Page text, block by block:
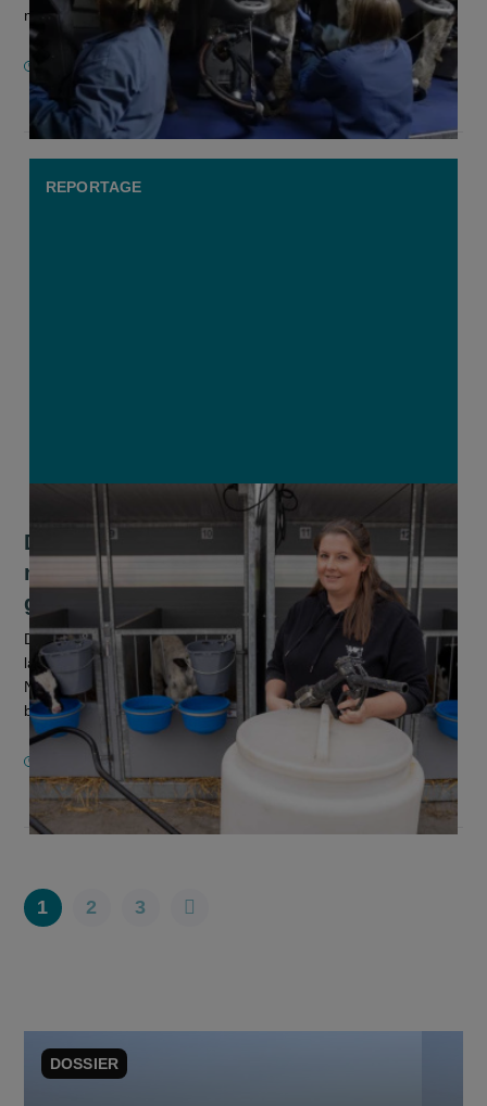
mannen die thuis meedraaiden o...
15 OKTOBER 2025
Dag van de Boerin: “Ik heb nog geen
minuut spijt gehad dat ik boerin ben
geworden”
Dertien jaar geleden stapte Lieselotte Steurs zonder
landbouwachtergrond in het melkveebedrijf van haar man.
Naast het werk op de boerderij doet ze de huishouding en de
boekhouding en is er...
15 OKTOBER 2025
REPORTAGE
1 2 3
DOSSIER